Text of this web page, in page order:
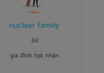
nuclear family
(n)
gia đình hạt nhân
Ví dụ:
We average fewer than two